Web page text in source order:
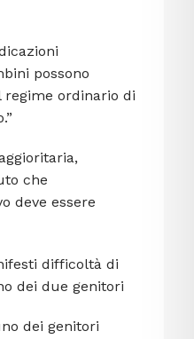
possono
ordinario di
che
deve essere
difficoltà di
dei due genitori
dei genitori